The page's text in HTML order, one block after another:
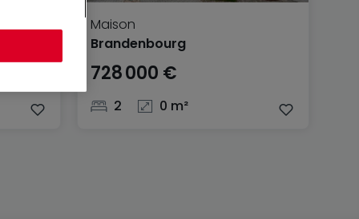
Maison
Brandenbourg
728 000 €
2 0 m²